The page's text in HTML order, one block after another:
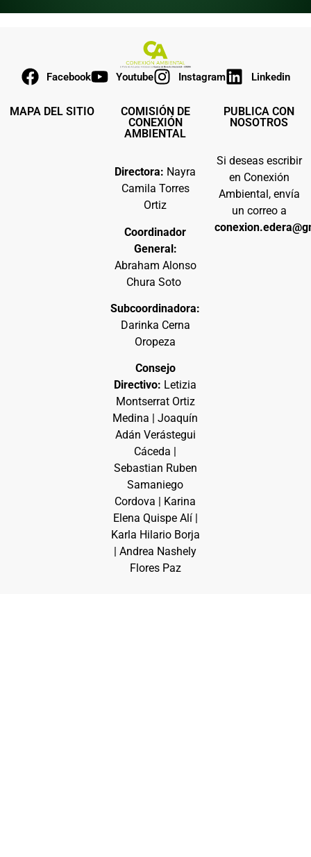
Facebook Youtube Instagram Linkedin
MAPA DEL SITIO
COMISIÓN DE
CONEXIÓN
AMBIENTAL
Directora: Nayra
Camila Torres
Ortiz
Coordinador
General:
Abraham Alonso
Chura Soto
Subcoordinadora:
Darinka Cerna
Oropeza
Consejo
Directivo: Letizia
Montserrat Ortiz
Medina | Joaquín
Adán Verástegui
Cáceda |
Sebastian Ruben
Samaniego
Cordova | Karina
Elena Quispe Alí |
Karla Hilario Borja
| Andrea Nashely
Flores Paz
PUBLICA CON
NOSOTROS
Si deseas escribir
en Conexión
Ambiental, envía
un correo a